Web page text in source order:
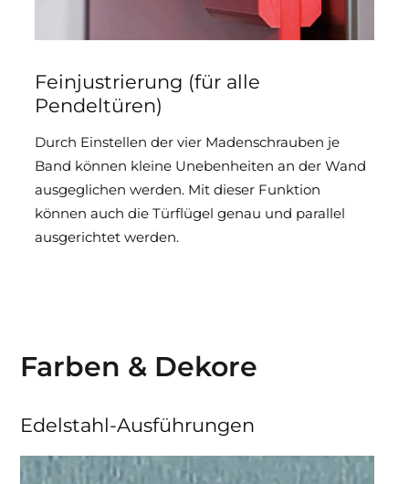
Feinjustrierung (für alle
Pendeltüren)
Durch Einstellen der vier Madenschrauben je
Band können kleine Unebenheiten an der Wand
ausgeglichen werden. Mit dieser Funktion
können auch die Türflügel genau und parallel
ausgerichtet werden.
Farben & Dekore
Edelstahl-Ausführungen